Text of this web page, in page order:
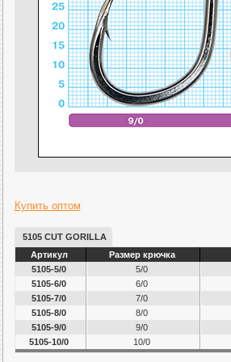
Купить оптом
5105 CUT GORILLA
Артикул
Размер крючка
5105-5/0
5/0
5105-6/0
6/0
5105-7/0
7/0
5105-8/0
8/0
5105-9/0
9/0
5105-10/0
10/0